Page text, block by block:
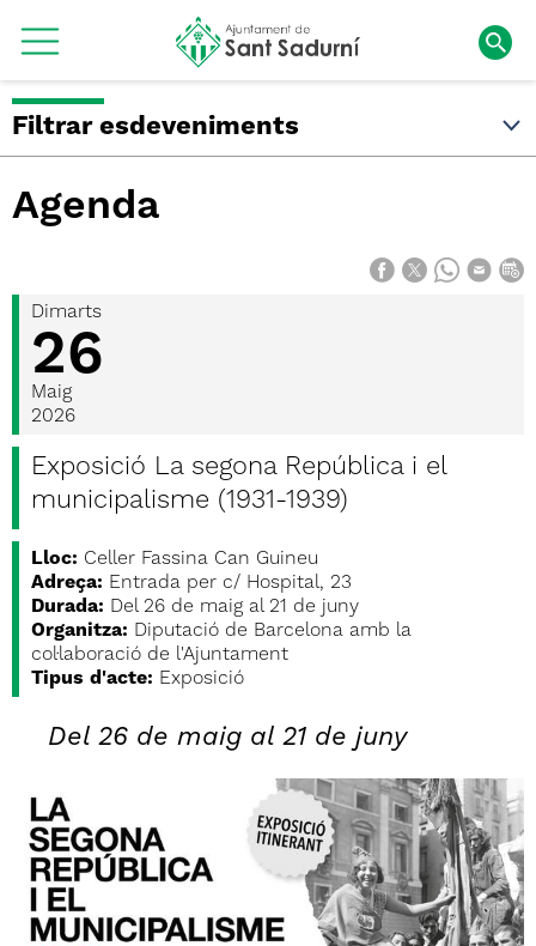
Filtrar esdeveniments
Agenda
Dimarts
26
Maig
2026
Exposició La segona República i el
municipalisme (1931-1939)
Lloc: Celler Fassina Can Guineu
Adreça: Entrada per c/ Hospital, 23
Durada: Del 26 de maig al 21 de juny
Organitza: Diputació de Barcelona amb la
col·laboració de l'Ajuntament
Tipus d'acte: Exposició
Del 26 de maig al 21 de juny